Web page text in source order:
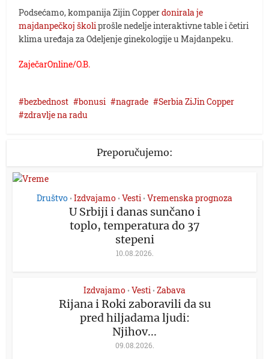
Podsećamo, kompanija Zijin Copperdonirala je
majdanpečkoj školiprošle nedelje interaktivne table i četiri
klima uređaja za Odeljenje ginekologije u Majdanpeku.
ZaječarOnline/O.B.
bezbednost bonusi nagrade
Serbia ZiJin Copper
zdravlje na radu
Preporučujemo:
Društvo • Izdvajamo • Vesti • Vremenska prognoza
U Srbiji i danas sunčano i
toplo, temperatura do 37
stepeni
10.08.2026.
Izdvajamo • Vesti • Zabava
Rijana i Roki zaboravili da su
pred hiljadama ljudi:
Njihov...
09.08.2026.